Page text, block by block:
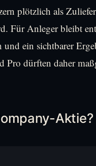
plötzlich als
Für Anleger bleibt
und ein sichtbarer
dürften daher
Aktie?